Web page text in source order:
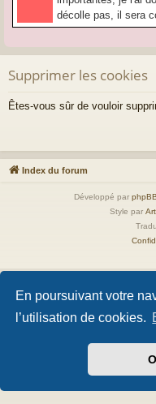
En poursuivant votre
l’utilisation de cookies.
décolle pas, il sera
Supprimer les cookies
Êtes-vous sûr de vouloir
Index du forum
Développé par phpBB
Style par